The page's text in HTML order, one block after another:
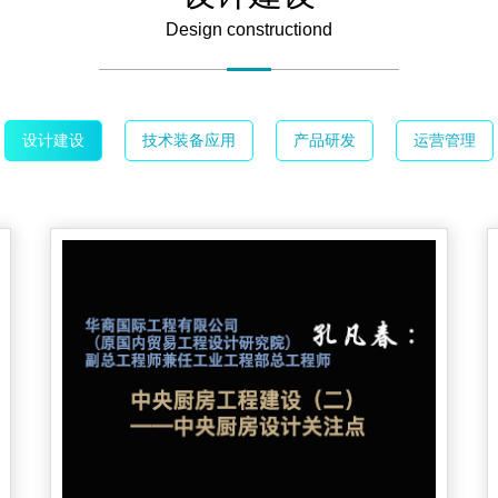
Design constructiond
设计建设 技术装备应用 产品研发 运营管理